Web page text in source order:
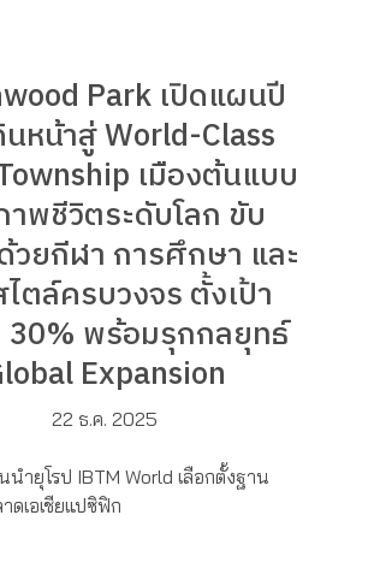
Park เปิดแผนปี
นหน้าสู่ World-Class
เมืองต้นแบบ
พชีวิตระดับโลก ขับ
วยกีฬา การศึกษา และ
ตล์ครบวงจร ตั้งเป้า
30% พร้อมรุกกลยุทธ์
Expansion
22 ธ.ค. 2025